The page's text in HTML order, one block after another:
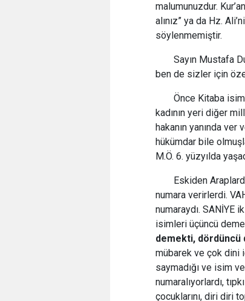
malumunuzdur.
alınız” ya da Hz.
söylenmemiştir.
Sayın Mustafa
ben de sizler için
Önce Kitaba
kadının yeri diğer
hakanın yanında ver
hükümdar bile
M.Ö. 6. yüzyılda
Eskiden
numara verirlerdi.
numaraydı. SANİYE
isimleri üçüncü
demekti, dördüncü
mübarek ve çok dini
saymadığı ve isim
numaralıyorlardı,
çocuklarını, diri diri